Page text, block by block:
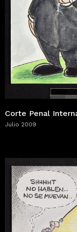
Corte Penal
Julio 2009